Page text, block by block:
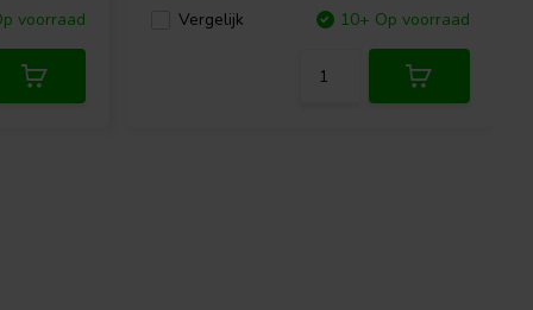
voorraad
Vergelijk
10+ Op voorraad